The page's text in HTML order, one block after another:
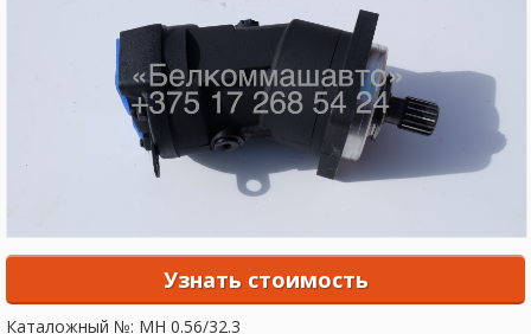
Узнать стоимость
Каталожный №: МН 0.56/32.3